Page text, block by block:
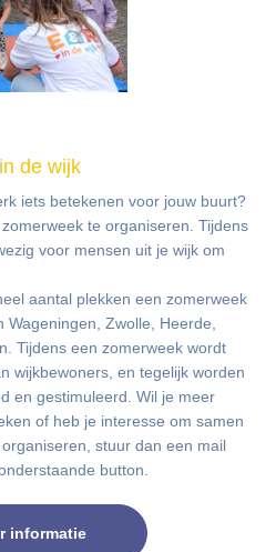
de wijk
iets betekenen voor jouw buurt?
te organiseren. Tijdens
voor mensen uit je wijk om
aantal plekken een zomerweek
Zwolle, Heerde,
Tijdens een zomerweek wordt
wijkbewoners, en tegelijk worden
en gestimuleerd. Wil je meer
of heb je interesse om samen
stuur dan een mail
button.
informatie